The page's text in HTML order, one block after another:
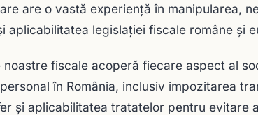
are o vastă experiență în manipularea,
aplicabilitatea legislației fiscale române și
noastre fiscale acoperă fiecare aspect al
în România, inclusiv impozitarea
și aplicabilitatea tratatelor pentru evitare